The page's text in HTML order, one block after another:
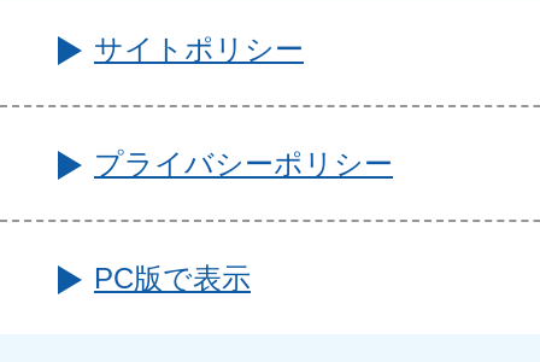
サイトポリシー
プライバシーポリシー
PC版で表示